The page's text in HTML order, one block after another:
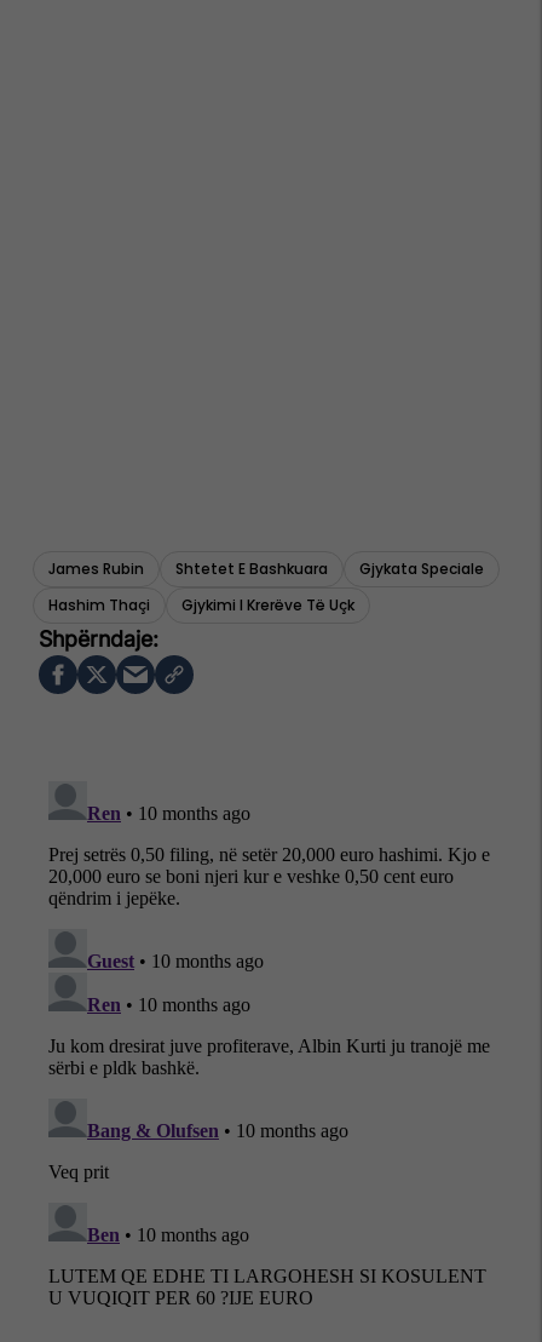
James Rubin Shtetet E Bashkuara
Gjykata Speciale
Hashim Thaçi
Gjykimi I Krerëve Të Uçk